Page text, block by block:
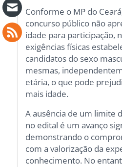
Conforme o MP do
concurso público não
idade para participação,
exigências físicas
candidatos do sexo
mesmas,
etária, o que pode
mais idade.
A ausência de um limite
no edital é um avanço
demonstrando o
com a valorização da
conhecimento. No